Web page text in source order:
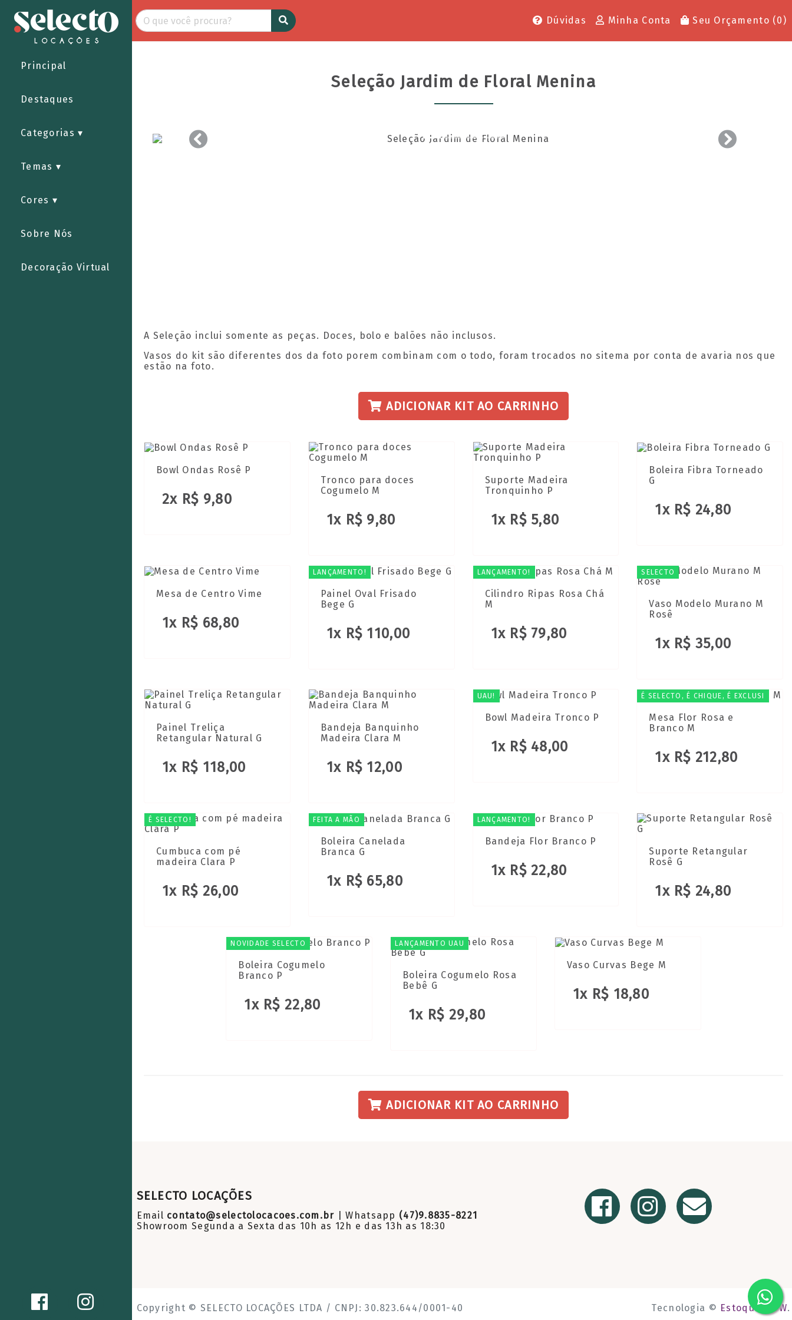
Principal
Destaques
Categorias
Temas
Cores
Sobre Nós
Decoração Virtual
Dúvidas Minha Conta Seu Orçamento (0 )
Seleção Jardim de Floral Menina
A Seleção inclui somente as peças. Doces, bolo e balões não inclusos.
Vasos do kit são diferentes dos da foto porem combinam com o todo, foram trocados no sitema por conta de avaria nos que
estão na foto.
ADICIONAR KIT AO CARRINHO
Bowl Ondas Rosê P
2x R$ 9,80
Tronco para doces
Cogumelo M
1x R$ 9,80
Suporte Madeira
Tronquinho P
1x R$ 5,80
Boleira Fibra Torneado
G
1x R$ 24,80
Mesa de Centro Vime
1x R$ 68,80
LANÇAMENTO!
Painel Oval Frisado
Bege G
1x R$ 110,00
LANÇAMENTO!
Cilindro Ripas Rosa Chá
M
1x R$ 79,80
SELECTO
Vaso Modelo Murano M
Rosê
1x R$ 35,00
Painel Treliça
Retangular Natural G
1x R$ 118,00
Bandeja Banquinho
Madeira Clara M
1x R$ 12,00
UAU!
Bowl Madeira Tronco P
1x R$ 48,00
É SELECTO, É CHIQUE, É EXCLUSI
Mesa Flor Rosa e
Branco M
1x R$ 212,80
É SELECTO!
Cumbuca com pé
madeira Clara P
1x R$ 26,00
FEITA A MÃO
Boleira Canelada
Branca G
1x R$ 65,80
LANÇAMENTO!
Bandeja Flor Branco P
1x R$ 22,80
Suporte Retangular
Rosê G
1x R$ 24,80
NOVIDADE SELECTO
Boleira Cogumelo
Branco P
1x R$ 22,80
LANÇAMENTO UAU
Boleira Cogumelo Rosa
Bebê G
1x R$ 29,80
Vaso Curvas Bege M
1x R$ 18,80
ADICIONAR KIT AO CARRINHO
SELECTO LOCAÇÕES
Email contato@selectolocacoes.com.br | Whatsapp (47)9.8835-8221
Showroom Segunda a Sexta das 10h as 12h e das 13h as 18:30
Copyright © SELECTO LOCAÇÕES LTDA / CNPJ: 30.823.644/0001-40 Tecnologia © Estoque NOW.